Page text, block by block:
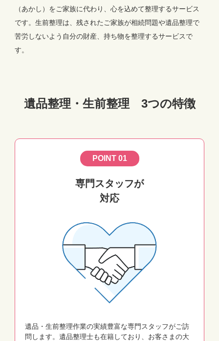
（あかし）をご家族に代わり、心を込めて整理するサービス
です。生前整理は、残されたご家族が相続問題や遺品整理で
苦労しないよう自分の財産、持ち物を整理するサービスで
す。
遺品整理・生前整理 3つの特徴
POINT 01
専門スタッフが
対応
遺品・生前整理作業の実績豊富な専門スタッフがご訪
問します。遺品整理士も在籍しており、お客さまの大